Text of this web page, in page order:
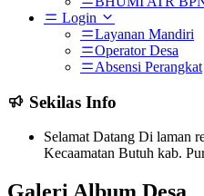
Login
Layanan Mandiri
Operator Desa
Absensi Perangkat
Sekilas Info
Selamat Datang Di laman
Kecaamatan Butuh kab.